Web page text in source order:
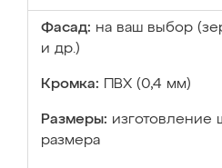
Фасад: на ваш выбор
и др.)
Кромка: ПВХ (0,4 мм)
Размеры: изготовление
размера